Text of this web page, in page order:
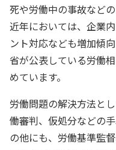
死や労働中の事故など
近年においては、企業
ント対応なども増加傾
省が公表している労働
めています。
労働問題の解決方法と
働審判、仮処分などの
の他にも、労働基準監